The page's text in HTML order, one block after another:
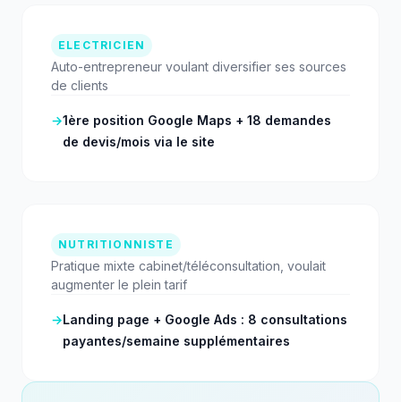
ELECTRICIEN
Auto-entrepreneur voulant diversifier ses sources
de clients
→1ère position Google Maps + 18 demandes
de devis/mois via le site
NUTRITIONNISTE
Pratique mixte cabinet/téléconsultation, voulait
augmenter le plein tarif
→Landing page + Google Ads : 8 consultations
payantes/semaine supplémentaires